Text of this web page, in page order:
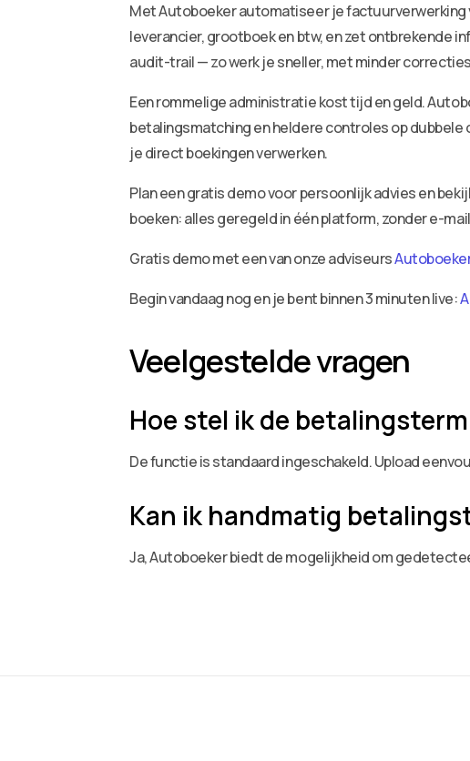
Met Autoboeker automatiseer je factuurverwerking
leverancier, grootboek en btw, en zet ontbrekende
audit-trail — zo werk je sneller, met minder
Een rommelige administratie kost tijd en geld.
betalingsmatching en heldere controles op dubbele
je direct boekingen verwerken.
Plan een gratis demo voor persoonlijk advies en
boeken: alles geregeld in één platform, zonder e-
Gratis demo met een van onze adviseurs
Begin vandaag nog en je bent binnen 3 minuten live:
Veelgestelde vragen
Hoe stel ik de
De functie is standaard ingeschakeld. Upload
Kan ik handmatig
Ja, Autoboeker biedt de mogelijkheid om